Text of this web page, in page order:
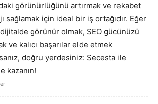
görünürlüğünü artırmak ve rekabet
sağlamak için ideal bir iş ortağıdır. Eğer
görünür olmak, SEO gücünüzü
ve kalıcı başarılar elde etmek
doğru yerdesiniz: Secesta ile
kazanın!